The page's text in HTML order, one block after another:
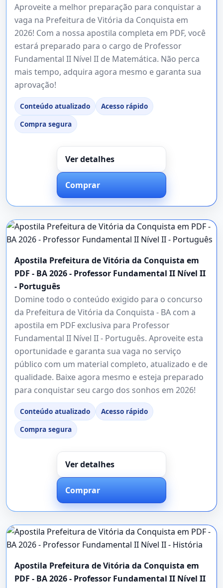
Aproveite a melhor preparação para conquistar a
vaga na Prefeitura de Vitória da Conquista em
2026! Com a nossa apostila completa em PDF, você
estará preparado para o cargo de Professor
Fundamental II Nível II de Matemática. Não perca
mais tempo, adquira agora mesmo e garanta sua
aprovação!
Conteúdo atualizado
Acesso rápido
Compra segura
Ver detalhes
Comprar
Apostila Prefeitura de Vitória da Conquista em
PDF - BA 2026 - Professor Fundamental II Nível II
- Português
Domine todo o conteúdo exigido para o concurso
da Prefeitura de Vitória da Conquista - BA com a
apostila em PDF exclusiva para Professor
Fundamental II Nível II - Português. Aproveite esta
oportunidade e garanta sua vaga no serviço
público com um material completo, atualizado e de
qualidade. Baixe agora mesmo e esteja preparado
para conquistar seu cargo dos sonhos em 2026!
Conteúdo atualizado
Acesso rápido
Compra segura
Ver detalhes
Comprar
Apostila Prefeitura de Vitória da Conquista em
PDF - BA 2026 - Professor Fundamental II Nível II